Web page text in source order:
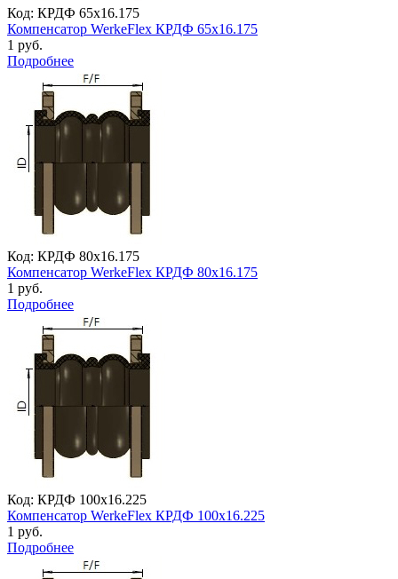
Код: КРДФ 65х16.175
Компенсатор WerkeFlex КРДФ 65х16.175
1 руб.
Подробнее
Код: КРДФ 80х16.175
Компенсатор WerkeFlex КРДФ 80х16.175
1 руб.
Подробнее
Код: КРДФ 100х16.225
Компенсатор WerkeFlex КРДФ 100х16.225
1 руб.
Подробнее